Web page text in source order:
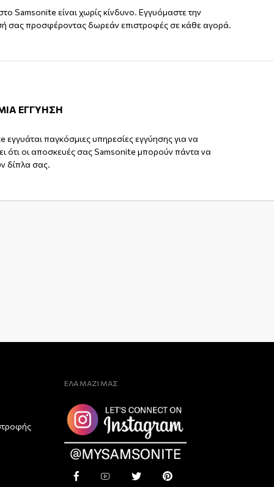
Samsonite είναι χωρίς κίνδυνο. Εγγυόμαστε την
σας προσφέροντας δωρεάν επιστροφές σε κάθε αγορά.
ΕΓΓΥΗΣΗ
εγγυάται παγκόσμιες υπηρεσίες εγγύησης για να
ότι οι αποσκευές σας Samsonite μπορούν πάντα να
δίπλα σας.
ΕΛΑ ΜΑΖΙ ΜΑΣ